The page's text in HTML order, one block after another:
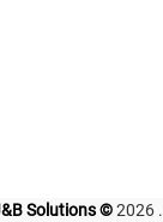
Solutions ©2026 .